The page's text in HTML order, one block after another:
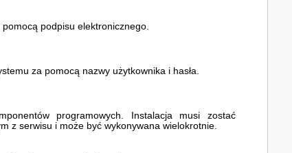
podpisu elektronicznego.
za pomocą nazwy użytkownika i hasła.
programowych. Instalacja musi zostać
z serwisu i może być wykonywana wielokrotnie.